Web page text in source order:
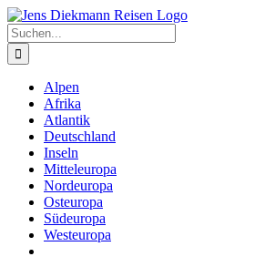
Zum
Inhalt
springen
Suche
nach:
Alpen
Afrika
Atlantik
Deutschland
Inseln
Mitteleuropa
Nordeuropa
Osteuropa
Südeuropa
Westeuropa